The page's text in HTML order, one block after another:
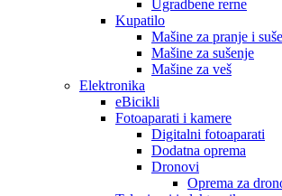
Ugradbene rerne
Kupatilo
Mašine za pranje i
Mašine za sušenje
Mašine za veš
Elektronika
eBicikli
Fotoaparati i kamere
Digitalni fotoaparati
Dodatna oprema
Dronovi
Oprema za